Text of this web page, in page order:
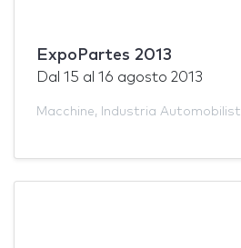
ExpoPartes 2013
Dal 15 al 16 agosto 2013
Macchine, Industria